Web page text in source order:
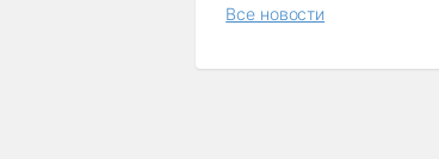
Все новости